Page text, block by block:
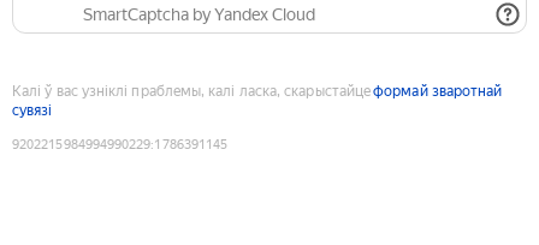
SmartCaptcha by Yandex Cloud
Калі ў вас узніклі праблемы, калі ласка, скарыстайцеформай зваротнай
сувязі
9202215984994990229:1786391145